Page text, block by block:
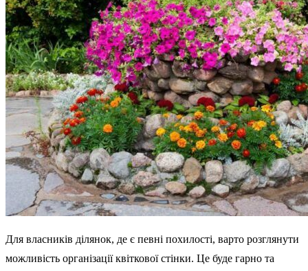
Для власників ділянок, де є певні похилості, варто розглянути
можливість організації квіткової стінки. Це буде гарно та